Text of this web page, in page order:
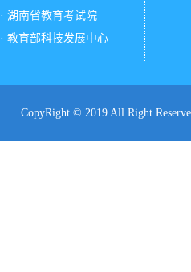
· 湖南省教育考试院
· 教育部科技发展中心
CopyRight © 2019 All Right